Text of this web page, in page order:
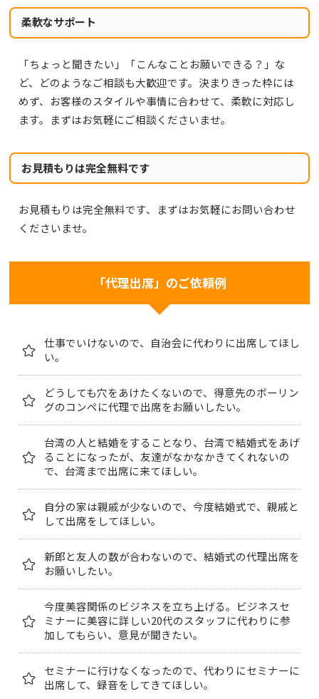
柔軟なサポート
「ちょっと聞きたい」「こんなことお願いできる？」な
ど、どのようなご相談も大歓迎です。決まりきった枠には
めず、お客様のスタイルや事情に合わせて、柔軟に対応し
ます。まずはお気軽にご相談くださいませ。
お見積もりは完全無料です
お見積もりは完全無料です、まずはお気軽にお問い合わせ
くださいませ。
「代理出席」のご依頼例
仕事でいけないので、自治会に代わりに出席してほし
い。
どうしても穴をあけたくないので、得意先のボーリン
グのコンペに代理で出席をお願いしたい。
台湾の人と結婚をすることなり、台湾で結婚式をあげ
ることになったが、友達がなかなかきてくれないの
で、台湾まで出席に来てほしい。
自分の家は親戚が少ないので、今度結婚式で、親戚と
して出席をしてほしい。
新郎と友人の数が合わないので、結婚式の代理出席を
お願いしたい。
今度美容関係のビジネスを立ち上げる。ビジネスセ
ミナーに美容に詳しい20代のスタッフに代わりに参
加してもらい、意見が聞きたい。
セミナーに行けなくなったので、代わりにセミナーに
出席して、録音をしてきてほしい。